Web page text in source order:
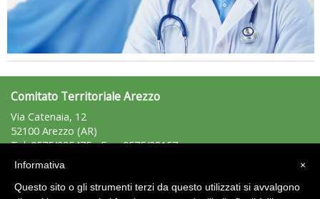
Tiziano Pesce a Radio InBlu2000 traccia il bilancio della stagione
Comitato Territoriale Arezzo
Via Catenaia, 12
52100 Arezzo (AR)
Tel: 0575/295475 - Fax: 0575/28157
e-mail:arezzo@uisp.it
P.Iva: 01389860519
×
Informativa
Questo sito o gli strumenti terzi da questo utilizzati si avvalgono